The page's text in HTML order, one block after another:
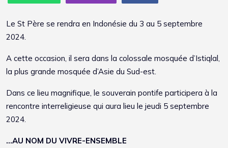
Le St Père se rendra en Indonésie du 3 au 5 septembre
2024.
A cette occasion, il sera dans la colossale mosquée d’Istiqlal,
la plus grande mosquée d’Asie du Sud-est.
Dans ce lieu magnifique, le souverain pontife participera à la
rencontre interreligieuse qui aura lieu le jeudi 5 septembre
2024.
…AU NOM DU VIVRE-ENSEMBLE